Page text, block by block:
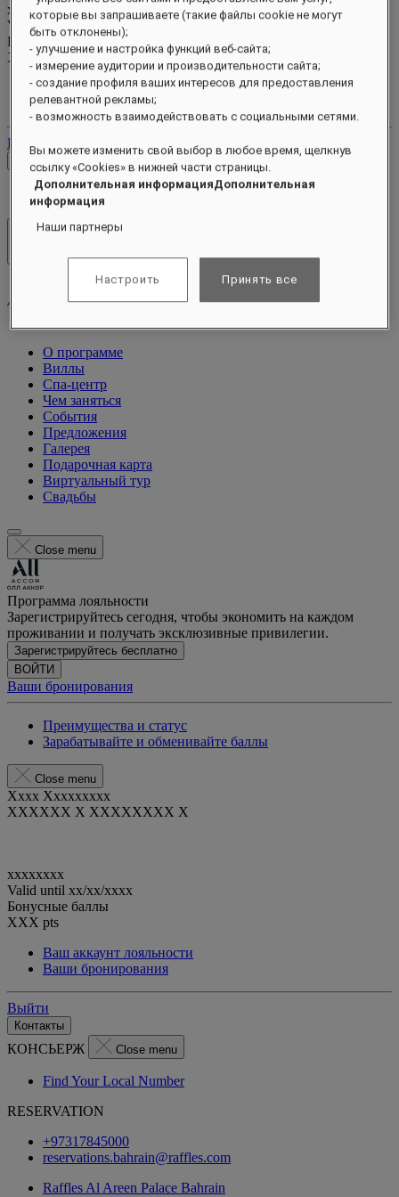
xxxxxxxx
Valid untilxx/xx/xxxx
Бонусные баллы
XXXpts
Ваш аккаунт лояльности
Ваши бронирования
Выйти
Проверить тарифы
Открыть меню
О программе
Виллы
Спа-центр
Чем заняться
События
Предложения
Галерея
Подарочная карта
Виртуальный тур
Свадьбы
Close menu
Программа лояльности
Зарегистрируйтесь сегодня, чтобы экономить на каждом
проживании и получать эксклюзивные привилегии.
Зарегистрируйтесь бесплатно
ВОЙТИ
Ваши бронирования
Преимущества и статус
Зарабатывайте и обменивайте баллы
Close menu
Xxxx Xxxxxxxxx
XXXXXX X XXXXXXXX X
xxxxxxxx
Valid until xx/xx/xxxx
Бонусные баллы
XXX pts
Ваш аккаунт лояльности
Ваши бронирования
Выйти
Контакты
КОНСЬЕРЖ Close menu
Find Your Local Number
RESERVATION
+97317845000
reservations.bahrain@raffles.com
Raffles Al Areen Palace Bahrain
которые вы запрашиваете (такие файлы cookie не могут
быть отклонены);
- улучшение и настройка функций веб-сайта;
- измерение аудитории и производительности сайта;
- создание профиля ваших интересов для предоставления
релевантной рекламы;
- возможность взаимодействовать с социальными сетями.
Вы можете изменить свой выбор в любое время, щелкнув
ссылку «Cookies» в нижней части страницы.
Дополнительная информацияДополнительная
информация
Наши партнеры
Настроить Принять все